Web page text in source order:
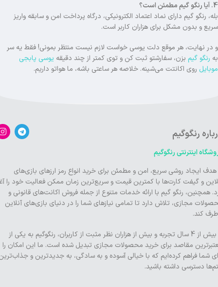
4. آیا رنگو گیم مطمئن است؟
بله، رنگو گیم دارای نماد اعتماد الکترونیکی، درگاه پرداخت امن و سابقه واریز
سریع و بدون مشکل برای هزاران کاربر است.
و در نهایت، هر موقع دلت یوسی خواست لازم نیست منتظر بمونی! فقط یه سر
به رنگو گیم بزن، سفارشتو ثبت کن و توی کمتر از چند دقیقه یوسی پابجی
موبایل روی اکانتت می‌شینه. خلاصه هر ساعتی باشه، ما هواتو داریم.
رنگوگیم
اینترنتی رنگوگیم
هدف ایجاد روشی سریع، امن و مطمئن برای خرید انواع رمز ارزهای بازی‌های
و گیفت کارت‌ها با کمترین قیمت و سریع‌ترین زمان ممکن فعالیت خود را
همچنین، رنگو گیم با ارائه خدمات متنوع از جمله فروش اکانت‌های قانونی و
مجازی، تلاش دارد تا تمامی نیازهای شما را در دنیای بازی‌های آنلاین
کند.
با بیش از 4 سال تجربه و بیش از هزاران نظر مثبت از کاربران، رنگوگیم به یکی از
مقاصد برای خرید محصولات مجازی تبدیل شده است. ما این امکان را
شما فراهم کرده‌ایم که با خیالی آسوده و به سادگی، به جدیدترین و
دسترسی داشته باشید.